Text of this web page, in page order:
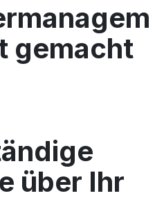
gemacht
über Ihr